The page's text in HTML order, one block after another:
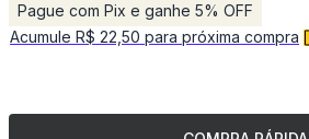
Pague com Pix e ganhe 5% OFF
Acumule R$ 22,50 para próxima compra